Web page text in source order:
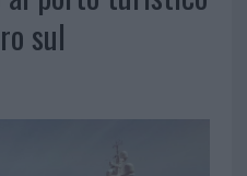
sul